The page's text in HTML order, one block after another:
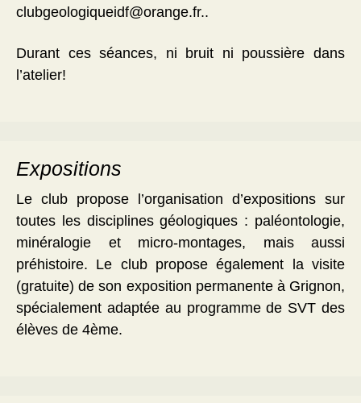
clubgeologiqueidf@orange.fr..
Durant ces séances, ni bruit ni poussière dans
l’atelier!
Expositions
Le club propose l’organisation d’expositions sur
toutes les disciplines géologiques : paléontologie,
minéralogie et micro-montages, mais aussi
préhistoire. Le club propose également la visite
(gratuite) de son exposition permanente à Grignon,
spécialement adaptée au programme de SVT des
élèves de 4ème.